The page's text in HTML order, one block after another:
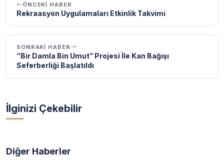
ÖNCEKI HABER
Rekraasyon Uygulamaları Etkinlik Takvimi
SONRAKI HABER
“Bir Damla Bin Umut” Projesi İle Kan Bağışı
Seferberliği Başlatıldı
İlginizi Çekebilir
Diğer Haberler